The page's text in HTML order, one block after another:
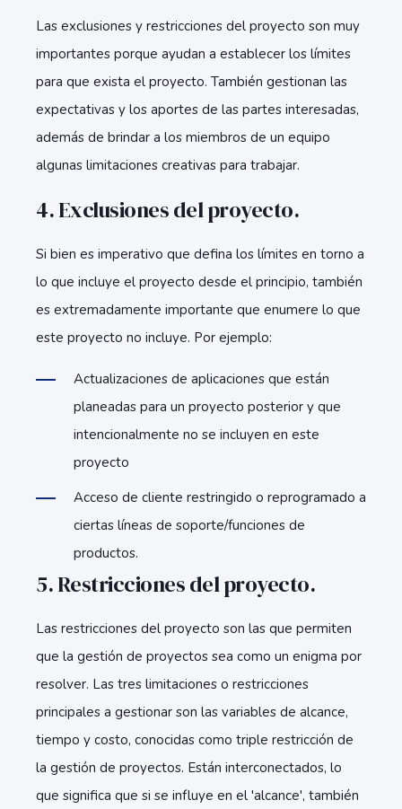
Las exclusiones y restricciones del proyecto son muy
importantes porque ayudan a establecer los límites
para que exista el proyecto. También gestionan las
expectativas y los aportes de las partes interesadas,
además de brindar a los miembros de un equipo
algunas limitaciones creativas para trabajar.
4. Exclusiones del proyecto.
Si bien es imperativo que defina los límites en torno a
lo que incluye el proyecto desde el principio, también
es extremadamente importante que enumere lo que
este proyecto no incluye. Por ejemplo:
Actualizaciones de aplicaciones que están
planeadas para un proyecto posterior y que
intencionalmente no se incluyen en este
proyecto
Acceso de cliente restringido o reprogramado a
ciertas líneas de soporte/funciones de
productos.
5. Restricciones del proyecto.
Las restricciones del proyecto son las que permiten
que la gestión de proyectos sea como un enigma por
resolver. Las tres limitaciones o restricciones
principales a gestionar son las variables de alcance,
tiempo y costo, conocidas como triple restricción de
la gestión de proyectos. Están interconectados, lo
que significa que si se influye en el 'alcance', también